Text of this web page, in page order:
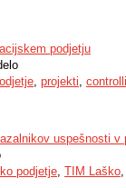
podjetju
, projekti,
uspešnosti v
podjetje, TIM Laško,